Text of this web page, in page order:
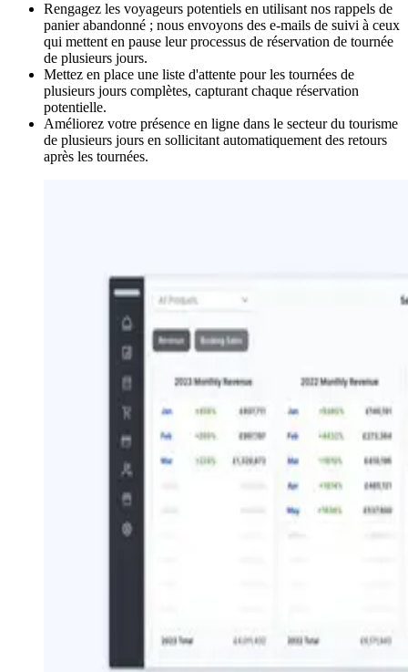
Rengagez les voyageurs potentiels en utilisant nos rappels de
panier abandonné ; nous envoyons des e-mails de suivi à ceux
qui mettent en pause leur processus de réservation de tournée
de plusieurs jours.
Mettez en place une liste d'attente pour les tournées de
plusieurs jours complètes, capturant chaque réservation
potentielle.
Améliorez votre présence en ligne dans le secteur du tourisme
de plusieurs jours en sollicitant automatiquement des retours
après les tournées.